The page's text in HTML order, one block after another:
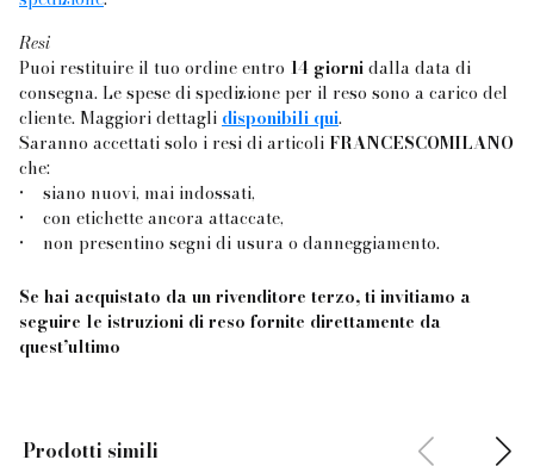
Resi
Puoi restituire il tuo ordine entro 14 giornidalla data di
consegna. Le spese di spedizione per il reso sono a carico del
cliente. Maggiori dettagli disponibili qui.
Saranno accettati solo i resi di articoli FRANCESCOMILANO
che:
• siano nuovi, mai indossati,
• con etichette ancora attaccate,
• non presentino segni di usura o danneggiamento.
Se hai acquistato da un rivenditore terzo, ti invitiamo a
seguire le istruzioni di reso fornite direttamente da
quest’ultimo
Prodotti simili